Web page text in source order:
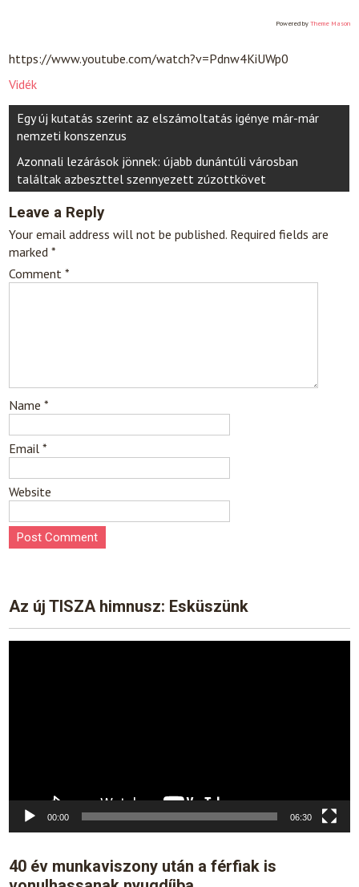
Powered by Theme Mason
https://www.youtube.com/watch?v=Pdnw4KiUWp0
Vidék
Post
navigation
Egy új kutatás szerint az elszámoltatás igénye már-már
nemzeti konszenzus
Azonnali lezárások jönnek: újabb dunántúli városban
találtak azbeszttel szennyezett zúzottkövet
Leave a Reply
Your email address will not be published. Required fields are
marked*
Comment*
Name*
Email*
Website
Az új TISZA himnusz: Esküszünk
00:00 06:30
40 év munkaviszony után a férfiak is